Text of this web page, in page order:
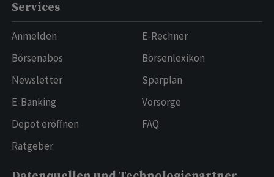
Services
Anmelden
Börsenabos
Newsletter
E-Banking
Depot eröffnen
Ratgeber
E-Rechner
Börsenlexikon
Sparplan
Vorsorge
FAQ